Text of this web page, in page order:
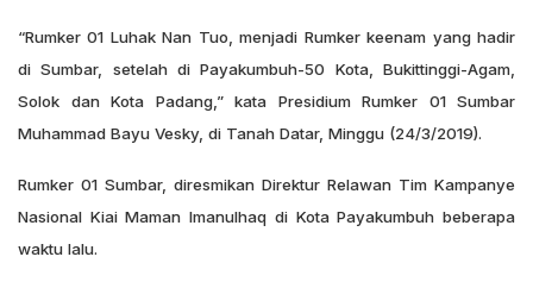
“Rumker 01 Luhak Nan Tuo, menjadi Rumker keenam yang hadir
di Sumbar, setelah di Payakumbuh-50 Kota, Bukittinggi-Agam,
Solok dan Kota Padang,” kata Presidium Rumker 01 Sumbar
Muhammad Bayu Vesky, di Tanah Datar, Minggu (24/3/2019).
Rumker 01 Sumbar, diresmikan Direktur Relawan Tim Kampanye
Nasional Kiai Maman Imanulhaq di Kota Payakumbuh beberapa
waktu lalu.